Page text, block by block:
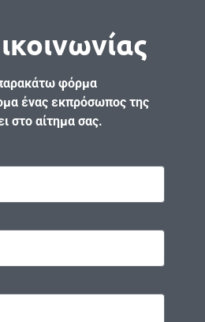
φόρμα
ένας εκπρόσωπος της
στο αίτημα σας.